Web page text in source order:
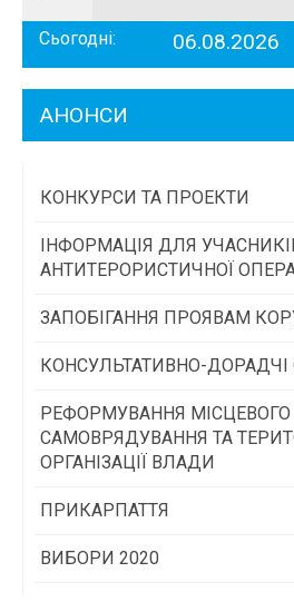
Сьогодні: 06.08.2026
АНОНСИ
КОНКУРСИ ТА ПРОЕКТИ
Конкурс проектів та програм
самоврядування
суспільства
Програми/конкурси МТД
ІНФОРМАЦІЯ ДЛЯ
АНТИТЕРОРИСТИЧНОЇ
ЗАПОБІГАННЯ ПРОЯВАМ
КОНСУЛЬТАТИВНО-ДОРАДЧІ
Консультативна рада
РЕФОРМУВАННЯ МІСЦЕВОГО
САМОВРЯДУВАННЯ ТА
ОРГАНІЗАЦІЇ ВЛАДИ
ПРИКАРПАТТЯ
Історична довідка
ВИБОРИ 2020